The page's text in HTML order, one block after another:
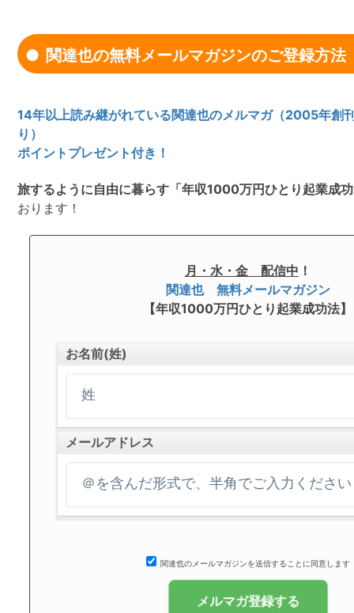
関達也の無料メールマガジンのご登録方法
14年以上読み継がれている関達也のメルマガ（2005年創
り）
ポイントプレゼント付き！
旅するように自由に暮らす「年収1000万円ひとり起業成
おります！
月・水・金 配信中 ！
関達也 無料メールマガジン
【年収1000万円ひとり起業成功法】
お名前(姓)
メールアドレス
関達也のメールマガジンを送信することに同意します